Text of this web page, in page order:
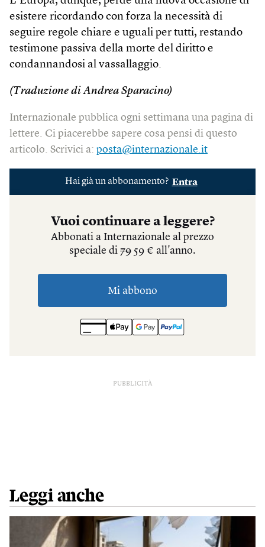
esistere ricordando con forza la necessità di
seguire regole chiare e uguali per tutti, restando
testimone passiva della morte del diritto e
condannandosi al vassallaggio.
(Traduzione di Andrea Sparacino)
Internazionale pubblica ogni settimana una pagina di
lettere. Ci piacerebbe sapere cosa pensi di questo
articolo. Scrivici a: posta@internazionale.it
PUBBLICITÀ
Leggi anche